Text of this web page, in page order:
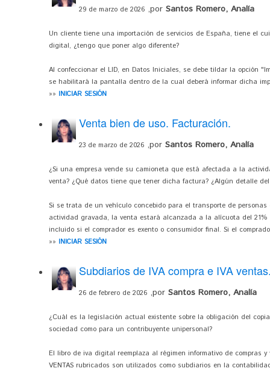
29 de marzo de 2026 ,por Santos Romero, Analía
Un cliente tiene una importación de servicios de España, tiene el
digital, ¿tengo que poner algo diferente?
Al confeccionar el LID, en Datos Iniciales, se debe tildar la opción
se habilitará la pantalla dentro de la cual deberá informar dicha
»» INICIAR SESIÓN
Venta bien de uso. Facturación.
23 de marzo de 2026 ,por Santos Romero, Analía
¿Si una empresa vende su camioneta que está afectada a la
venta? ¿Qué datos tiene que tener dicha factura? ¿Algún detalle
Si se trata de un vehículo concebido para el transporte de
actividad gravada, la venta estará alcanzada a la alícuota del
incluido si el comprador es exento o consumidor final. Si el
»» INICIAR SESIÓN
Subdiarios de IVA compra e IVA
26 de febrero de 2026 ,por Santos Romero, Analía
¿Cuál es la legislación actual existente sobre la obligación del
sociedad como para un contribuyente unipersonal?
El libro de iva digital reemplaza al régimen informativo de compras y
VENTAS rubricados son utilizados como subdiarios en la